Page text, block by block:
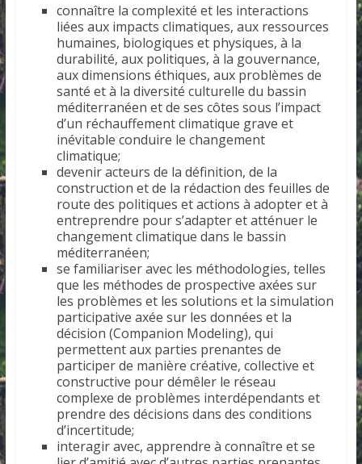
connaître la complexité et les interactions
liées aux impacts climatiques, aux ressources
humaines, biologiques et physiques, à la
durabilité, aux politiques, à la gouvernance,
aux dimensions éthiques, aux problèmes de
santé et à la diversité culturelle du bassin
méditerranéen et de ses côtes sous l’impact
d’un réchauffement climatique grave et
inévitable conduire le changement
climatique;
devenir acteurs de la définition, de la
construction et de la rédaction des feuilles de
route des politiques et actions à adopter et à
entreprendre pour s’adapter et atténuer le
changement climatique dans le bassin
méditerranéen;
se familiariser avec les méthodologies, telles
que les méthodes de prospective axées sur
les problèmes et les solutions et la simulation
participative axée sur les données et la
décision (Companion Modeling), qui
permettent aux parties prenantes de
participer de manière créative, collective et
constructive pour démêler le réseau
complexe de problèmes interdépendants et
prendre des décisions dans des conditions
d’incertitude;
interagir avec, apprendre à connaître et se